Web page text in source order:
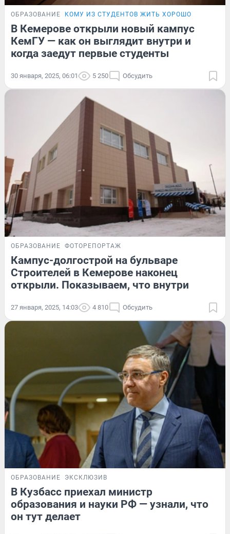
ОБРАЗОВАНИЕ КОМУ ИЗ СТУДЕНТОВ ЖИТЬ ХОРОШО
В Кемерове открыли новый кампус
КемГУ — как он выглядит внутри и
когда заедут первые студенты
30 января, 2025, 06:01 5 250 Обсудить
ОБРАЗОВАНИЕ ФОТОРЕПОРТАЖ
Кампус-долгострой на бульваре
Строителей в Кемерове наконец
открыли. Показываем, что внутри
27 января, 2025, 14:03 4 810 Обсудить
ОБРАЗОВАНИЕ ЭКСКЛЮЗИВ
В Кузбасс приехал министр
образования и науки РФ — узнали, что
он тут делает